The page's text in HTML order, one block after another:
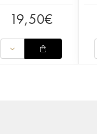
19,50€